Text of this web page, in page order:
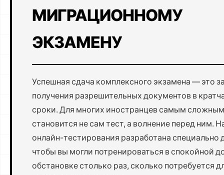
МИГРАЦИОННОМУ
ЭКЗАМЕНУ
Успешная сдача комплексного экзамена — это
получения разрешительных документов в
сроки. Для многих иностранцев самым
становится не сам тест, а волнение перед ним.
онлайн-тестирования разработана специально
чтобы вы могли потренироваться в спокойной
обстановке столько раз, сколько потребуется